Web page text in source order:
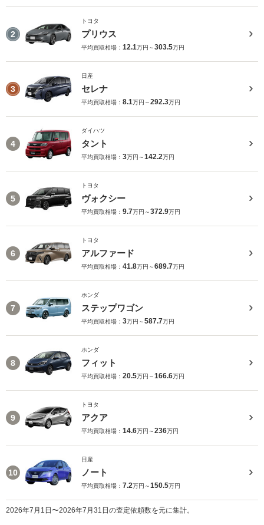
2
トヨタ
プリウス
平均買取相場： 12.1万円～303.5万円
3
日産
セレナ
平均買取相場： 8.1万円～292.3万円
4
ダイハツ
タント
平均買取相場： 3万円～142.2万円
5
トヨタ
ヴォクシー
平均買取相場： 9.7万円～372.9万円
6
トヨタ
アルファード
平均買取相場： 41.8万円～689.7万円
7
ホンダ
ステップワゴン
平均買取相場： 3万円～587.7万円
8
ホンダ
フィット
平均買取相場： 20.5万円～166.6万円
9
トヨタ
アクア
平均買取相場： 14.6万円～236万円
10
日産
ノート
平均買取相場： 7.2万円～150.5万円
2026年7月1日〜2026年7月31日の査定依頼数を元に集計。